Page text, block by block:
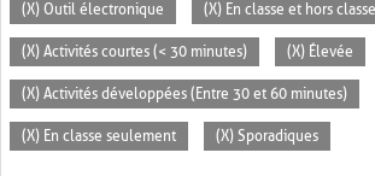
(X) Outil électronique (X) En classe et hors classe
(X) Activités courtes (< 30 minutes) (X) Élevée
(X) Activités développées (Entre 30 et 60 minutes)
(X) En classe seulement (X) Sporadiques